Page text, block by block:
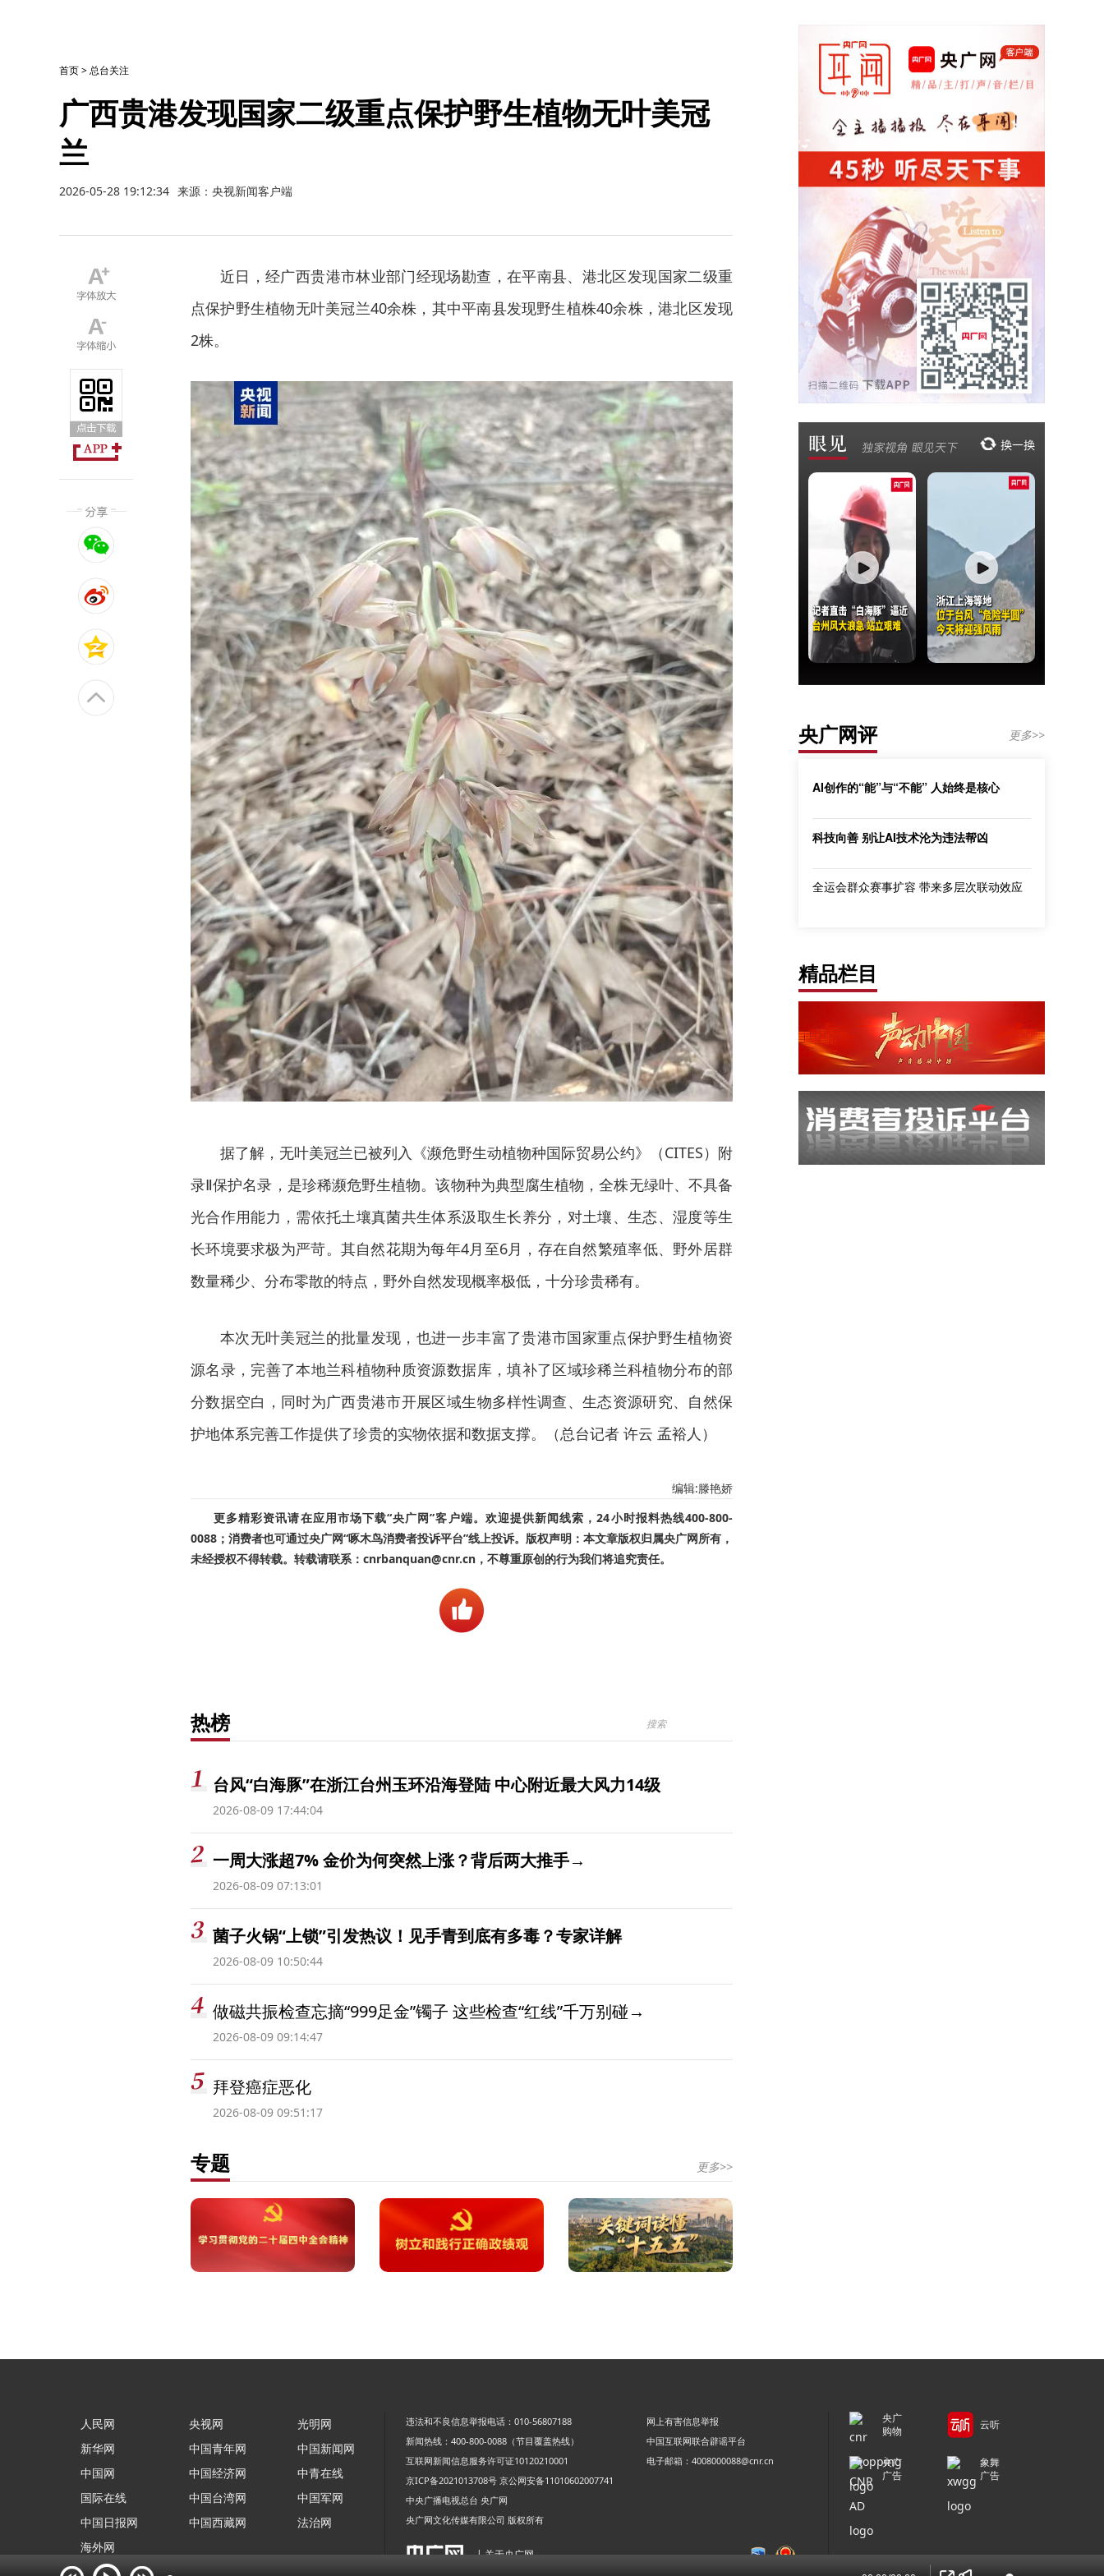
首页>总台关注
广西贵港发现国家二级重点保护野生植物无叶美冠
兰
2026-05-28 19:12:34 来源：央视新闻客户端
近日，经广西贵港市林业部门经现场勘查，在平南县、港北区发现国家二级重
点保护野生植物无叶美冠兰40余株，其中平南县发现野生植株40余株，港北区发现
2株。
据了解，无叶美冠兰已被列入《濒危野生动植物种国际贸易公约》（CITES）附
录Ⅱ保护名录，是珍稀濒危野生植物。该物种为典型腐生植物，全株无绿叶、不具备
光合作用能力，需依托土壤真菌共生体系汲取生长养分，对土壤、生态、湿度等生
长环境要求极为严苛。其自然花期为每年4月至6月，存在自然繁殖率低、野外居群
数量稀少、分布零散的特点，野外自然发现概率极低，十分珍贵稀有。
本次无叶美冠兰的批量发现，也进一步丰富了贵港市国家重点保护野生植物资
源名录，完善了本地兰科植物种质资源数据库，填补了区域珍稀兰科植物分布的部
分数据空白，同时为广西贵港市开展区域生物多样性调查、生态资源研究、自然保
护地体系完善工作提供了珍贵的实物依据和数据支撑。（总台记者 许云 孟裕人）
编辑:滕艳娇
更多精彩资讯请在应用市场下载“央广网”客户端。欢迎提供新闻线索，24小时报料热线400-800-
0088；消费者也可通过央广网“啄木鸟消费者投诉平台”线上投诉。版权声明：本文章版权归属央广网所有，
未经授权不得转载。转载请联系：cnrbanquan@cnr.cn，不尊重原创的行为我们将追究责任。
热榜
台风“白海豚”在浙江台州玉环沿海登陆 中心附近最大风力14级
2026-08-09 17:44:04
一周大涨超7% 金价为何突然上涨？背后两大推手→
2026-08-09 07:13:01
菌子火锅“上锁”引发热议！见手青到底有多毒？专家详解
2026-08-09 10:50:44
做磁共振检查忘摘“999足金”镯子 这些检查“红线”千万别碰→
2026-08-09 09:14:47
拜登癌症恶化
2026-08-09 09:51:17
专题 更多>>
央广网评 更多>>
AI创作的“能”与“不能” 人始终是核心
科技向善 别让AI技术沦为违法帮凶
全运会群众赛事扩容 带来多层次联动效应
精品栏目
人民网
新华网
中国网
国际在线
中国日报网
海外网
央视网
中国青年网
中国经济网
中国台湾网
中国西藏网
光明网
中国新闻网
中青在线
中国军网
法治网
违法和不良信息举报电话：010-56807188
网上有害信息举报
新闻热线：400-800-0088（节目覆盖热线）
中国互联网联合辟谣平台
互联网新闻信息服务许可证10120210001
电子邮箱：4008000088@cnr.cn
京ICP备2021013708号 京公网安备11010602007741
中央广播电视总台 央广网
央广网文化传媒有限公司 版权所有
| 关于央广网
央广
购物
云听
央广
广告
象舞
广告